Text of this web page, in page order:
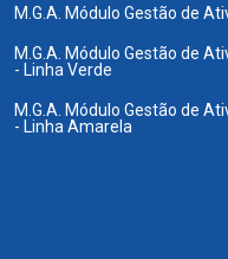
M.G.A. Módulo Gestão de
M.G.A. Módulo Gestão de
- Linha Verde
M.G.A. Módulo Gestão de
- Linha Amarela